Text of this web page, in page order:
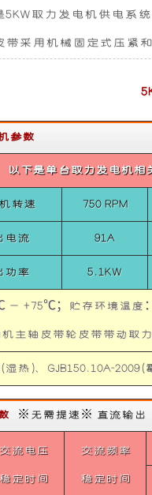
计，
音
更
低，
定，
取力发电机供电系
采用机械固定式压紧
参数
以下是单台取力发电机
转速 750 RPM
电流 91A
功率 5.1KW
— +75℃；贮存环境温
动机主轴皮带轮皮带
热)、GJB150.10A-
※无需提速※ 直流输出
交流电压
稳定时间
交流频率
稳定时间